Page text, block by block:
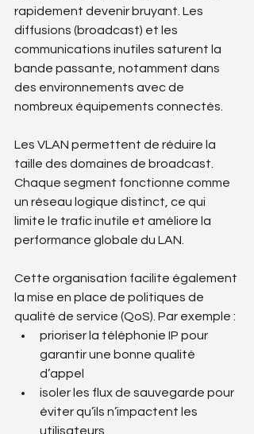
rapidement devenir bruyant. Les
diffusions (broadcast) et les
communications inutiles saturent la
bande passante, notamment dans
des environnements avec de
nombreux équipements connectés.
Les VLAN permettent de réduire la
taille des domaines de broadcast.
Chaque segment fonctionne comme
un réseau logique distinct, ce qui
limite le trafic inutile et améliore la
performance globale du LAN.
Cette organisation facilite également
la mise en place de politiques de
qualité de service (QoS). Par exemple :
prioriser la téléphonie IP pour
garantir une bonne qualité
d’appel
isoler les flux de sauvegarde pour
éviter qu’ils n’impactent les
utilisateurs